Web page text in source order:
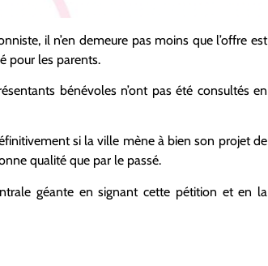
il n’en demeure pas moins que l’offre est
pour les parents.
bénévoles n’ont pas été consultés en
si la ville mène à bien son projet de
qualité que par le passé.
géante en signant cette pétition et en la